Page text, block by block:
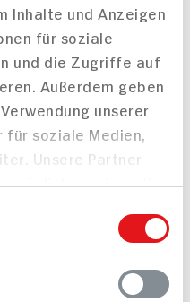
Inhalte und Anzeigen
für soziale
und die Zugriffe auf
Außerdem geben
unserer
soziale Medien,
Unsere Partner
möglicherweise mit
sie im Rahmen
Rotwein
60 min
553 kcal p. Portion
Leicht
Vegan
Veganes Porridge mit
Beeren und Nüssen